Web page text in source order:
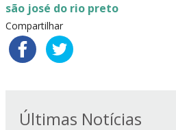
são josé do rio preto
Compartilhar
Últimas Notícias